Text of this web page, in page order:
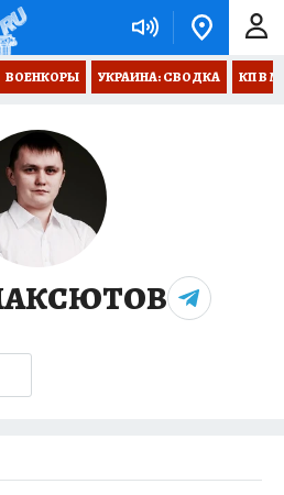
ВОЕНКОРЫ УКРАИНА: СВОДКА КП В